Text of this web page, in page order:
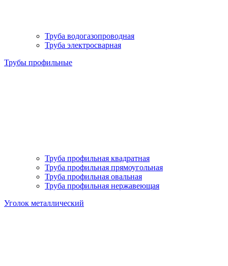
Труба водогазопроводная
Труба электросварная
Трубы профильные
Труба профильная квадратная
Труба профильная прямоугольная
Труба профильная овальная
Труба профильная нержавеющая
Уголок металлический